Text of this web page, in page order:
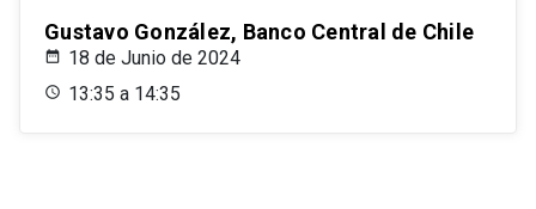
Gustavo González, Banco Central de Chile
18 de Junio de 2024
13:35 a 14:35